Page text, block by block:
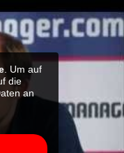
. Um auf
die
an